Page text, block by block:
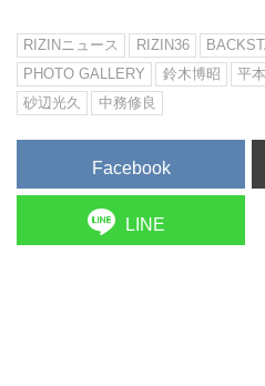
RIZINニュース RIZIN36
PHOTO GALLERY
鈴木博昭 平
砂辺光久
中務修良
Facebook
LINE